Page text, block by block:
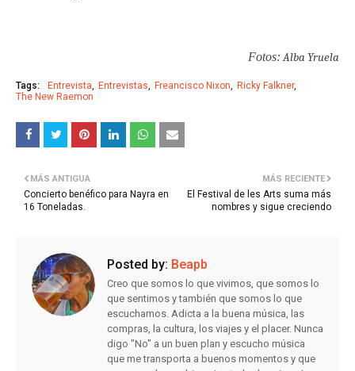
Fotos:Alba Yruela
Tags: Entrevista Entrevistas Freancisco Nixon
Ricky Falkner
The New Raemon
MÁS RECIENTE
El Festival de les Arts suma más
nombres y sigue creciendo
MÁS ANTIGUA
Concierto benéfico para Nayra en
16 Toneladas.
Posted by: Beapb
Creo que somos lo que vivimos, que somos lo
que sentimos y también que somos lo que
escuchamos. Adicta a la buena música, las
compras, la cultura, los viajes y el placer. Nunca
digo "No" a un buen plan y escucho música
que me transporta a buenos momentos y que